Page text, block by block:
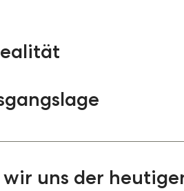
noch einmal einen
wir uns der